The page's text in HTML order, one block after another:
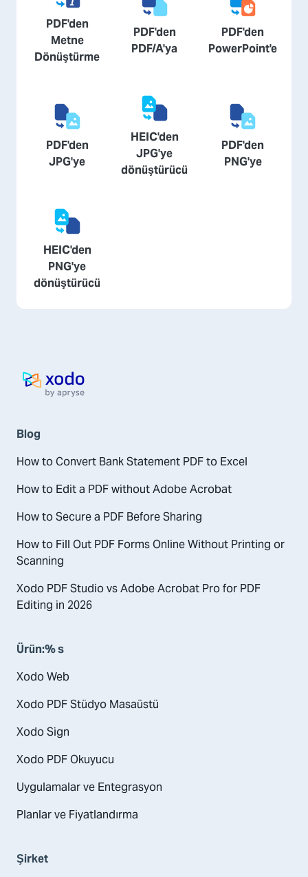
PDF'den
Metne
Dönüştürme
PDF'den
PDF/A'ya
PDF'den
PowerPoint'e
PDF'den
JPG'ye
HEIC'den
JPG'ye
dönüştürücü
PDF'den
PNG'ye
HEIC'den
PNG'ye
dönüştürücü
Ana Sayfa
Blog
How to Convert Bank Statement PDF to Excel
How to Edit a PDF without Adobe Acrobat
How to Secure a PDF Before Sharing
How to Fill Out PDF Forms Online Without Printing or
Scanning
Xodo PDF Studio vs Adobe Acrobat Pro for PDF
Editing in 2026
Ürün:% s
Xodo Web
Xodo PDF Stüdyo Masaüstü
Xodo Sign
Xodo PDF Okuyucu
Uygulamalar ve Entegrasyon
Planlar ve Fiyatlandırma
Şirket